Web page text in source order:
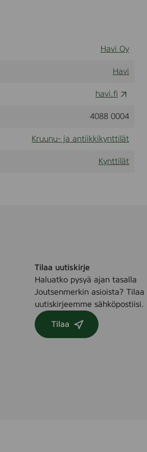
Havi Oy
Havi
havi.fi
4088 0004
Kruunu- ja antiikkikynttilät
Kynttilät
Tilaa uutiskirje
Haluatko pysyä ajan tasalla
Joutsenmerkin asioista? Tilaa
uutiskirjeemme sähköpostiisi.
Tilaa